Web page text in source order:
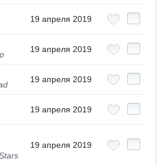
19 апреля 2019
19 апреля 2019
19 апреля 2019
19 апреля 2019
19 апреля 2019